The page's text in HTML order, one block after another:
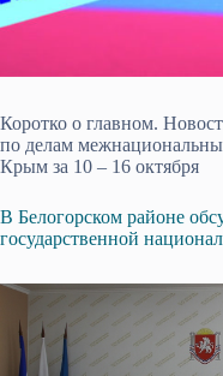
Коротко о главном.
по делам
Крым за 10 – 16 октября
В Белогорском районе
государственной